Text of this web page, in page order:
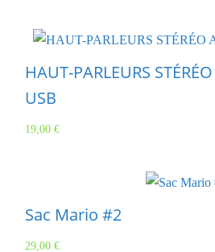
HAUT-PARLEURS
USB
19,00 €
Sac Mario #2
29,00 €